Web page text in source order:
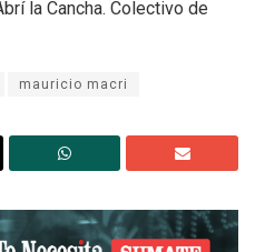
la Cancha. Colectivo de
mauricio macri